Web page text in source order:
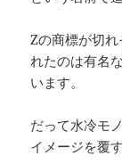
Zの商標が切
れたのは有名
います。
だって水冷モ
イメージを覆